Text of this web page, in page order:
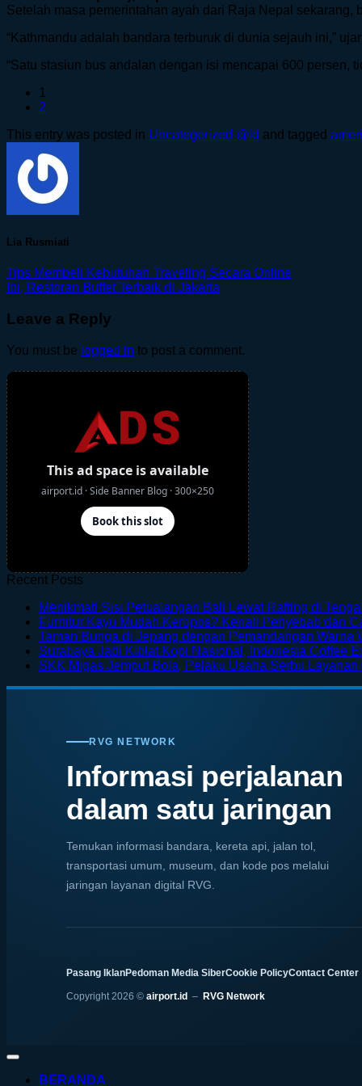
Setelah masa pemerintahan ayah dari Raja Nepal
“Kathmandu adalah bandara terburuk di dunia sejauh ini,”
“Satu stasiun bus andalan dengan isi mencapai 600 persen,
1
2
This entry was posted in Uncategorized @id and tagged
Lia Rusmiati
Tips Membeli Kebutuhan Traveling Secara Online
Ini, Restoran Buffet Terbaik di Jakarta
Leave a Reply
You must be logged in to post a comment.
Recent Posts
Menikmati Sisi Petualangan Bali Lewat Rafting di
Furnitur Kayu Mudah Keropos? Kenali Penyebab dan
Taman Bunga di Jepang dengan Pemandangan Warna
Surabaya Jadi Kiblat Kopi Nasional, Indonesia Coffee
SKK Migas Jemput Bola, Pelaku Usaha Serbu
RVG NETWORK
Informasi perjalanan
dalam satu jaringan
Temukan informasi bandara, kereta api, jalan tol,
transportasi umum, museum, dan kode pos melalui
jaringan layanan digital RVG.
Pasang IklanPedoman Media SiberCookie PolicyContact Center
Copyright 2026 © airport.id – RVG Network
BERANDA